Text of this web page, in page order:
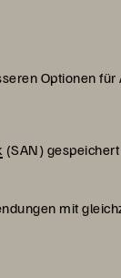
Optionen
(SAN)
mit